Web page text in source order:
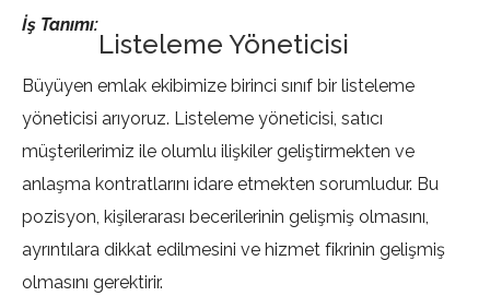
Listeleme Yöneticisi
İş Tanımı:
Büyüyen emlak ekibimize birinci sınıf bir listeleme
yöneticisi arıyoruz. Listeleme yöneticisi, satıcı
müşterilerimiz ile olumlu ilişkiler geliştirmekten ve
anlaşma kontratlarını idare etmekten sorumludur. Bu
pozisyon, kişilerarası becerilerinin gelişmiş olmasını,
ayrıntılara dikkat edilmesini ve hizmet fikrinin gelişmiş
olmasını gerektirir.